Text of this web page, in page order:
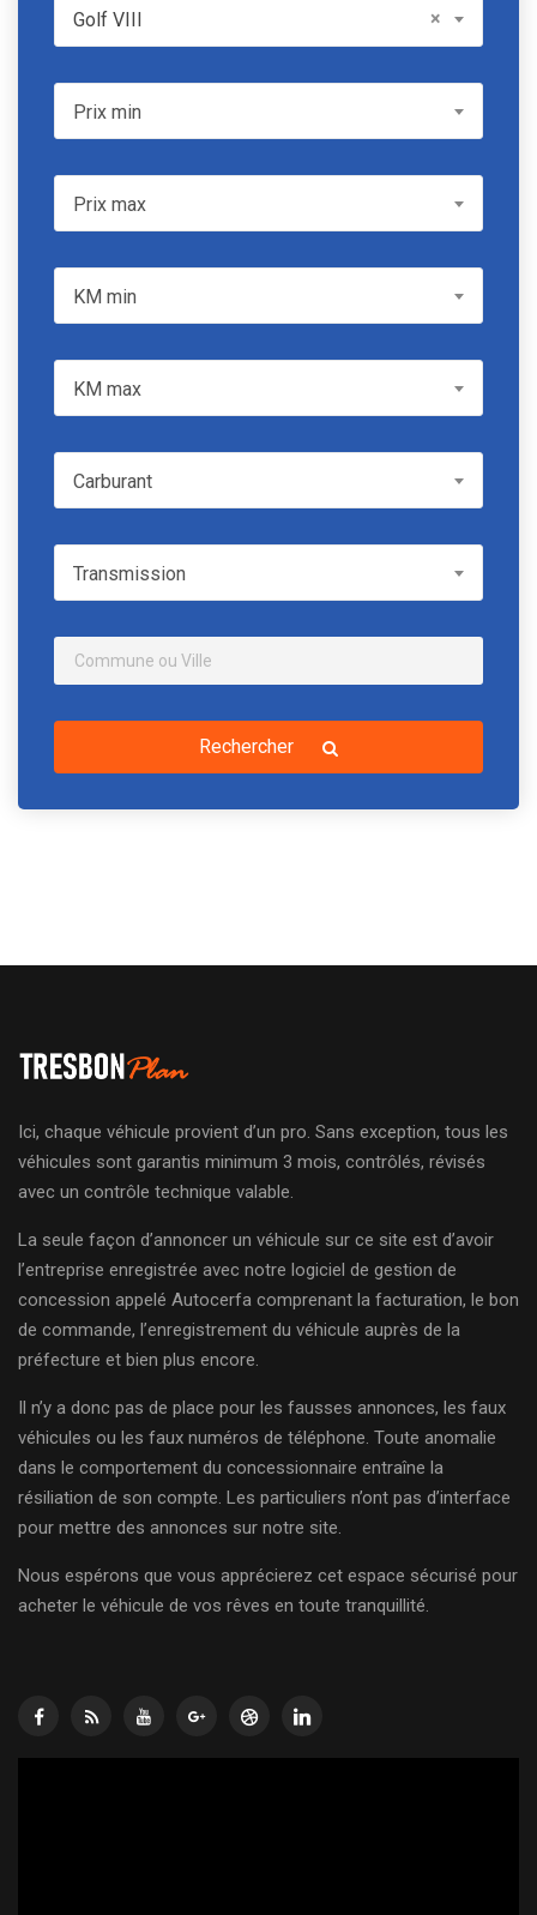
Model ×
Golf VIII
Prix minPrix min
Prix maxPrix max
KM min
KM max
CarburantCarburant
TransmissionTransmission
Rechercher
Ici, chaque véhicule provient d’un pro. Sans exception, tous les
véhicules sont garantis minimum 3 mois, contrôlés, révisés
avec un contrôle technique valable.
La seule façon d’annoncer un véhicule sur ce site est d’avoir
l’entreprise enregistrée avec notre logiciel de gestion de
concession appelé Autocerfa comprenant la facturation, le bon
de commande, l’enregistrement du véhicule auprès de la
préfecture et bien plus encore.
Il n’y a donc pas de place pour les fausses annonces, les faux
véhicules ou les faux numéros de téléphone. Toute anomalie
dans le comportement du concessionnaire entraîne la
résiliation de son compte. Les particuliers n’ont pas d’interface
pour mettre des annonces sur notre site.
Nous espérons que vous apprécierez cet espace sécurisé pour
acheter le véhicule de vos rêves en toute tranquillité.